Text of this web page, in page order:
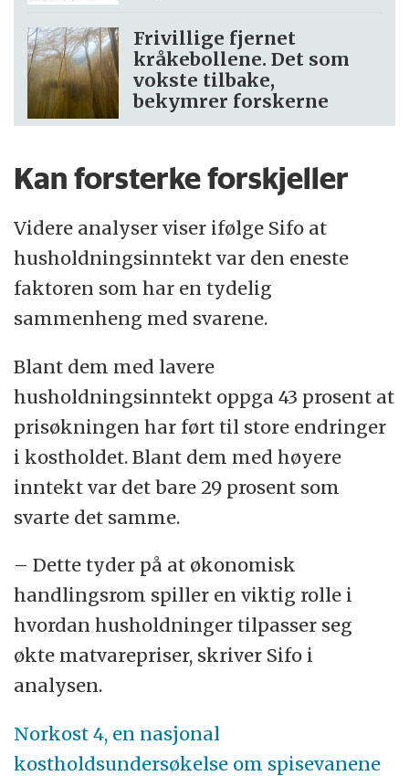
Frivillige fjernet
kråkebollene. Det som
vokste tilbake,
bekymrer forskerne
Kan forsterke forskjeller
Videre analyser viser ifølge Sifo at
husholdningsinntekt var den eneste
faktoren som har en tydelig
sammenheng med svarene.
Blant dem med lavere
husholdningsinntekt oppga 43 prosent at
prisøkningen har ført til store endringer
i kostholdet. Blant dem med høyere
inntekt var det bare 29 prosent som
svarte det samme.
– Dette tyder på at økonomisk
handlingsrom spiller en viktig rolle i
hvordan husholdninger tilpasser seg
økte matvarepriser, skriver Sifo i
analysen.
Norkost 4, en nasjonal
kostholdsundersøkelse om spisevanene